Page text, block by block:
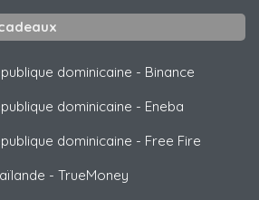
dominicaine - Binance
dominicaine - Eneba
dominicaine - Free Fire
- TrueMoney